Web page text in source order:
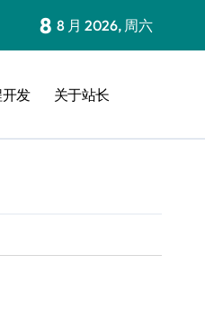
8 8 月 2026, 周六
发 关于站长